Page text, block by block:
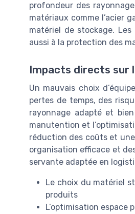
profondeur des
matériaux comme l’acier
matériel de stockage.
aussi à la protection des
Impacts directs sur
Un mauvais choix
pertes de temps, des
rayonnage adapté et
manutention et
réduction des coûts et
organisation efficace et
servante adaptée en
Le choix du matériel
produits
L’optimisation